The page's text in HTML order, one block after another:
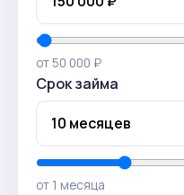
от 50 000 ₽
Срок займа
от 1 месяца